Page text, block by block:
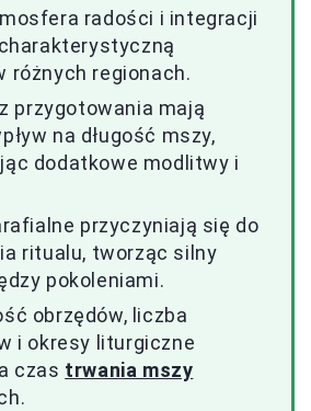
radości i integracji
różnych regionach.
przygotowania mają
na długość mszy,
dodatkowe modlitwy i
przyczyniają się do
ritualu, tworząc silny
pokoleniami.
obrzędów, liczba
i okresy liturgiczne
czas trwania mszy